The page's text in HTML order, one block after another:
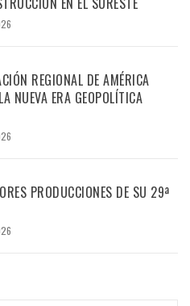
REGIONAL DE AMÉRICA
NUEVA ERA GEOPOLÍTICA
PRODUCCIONES DE SU 29ª